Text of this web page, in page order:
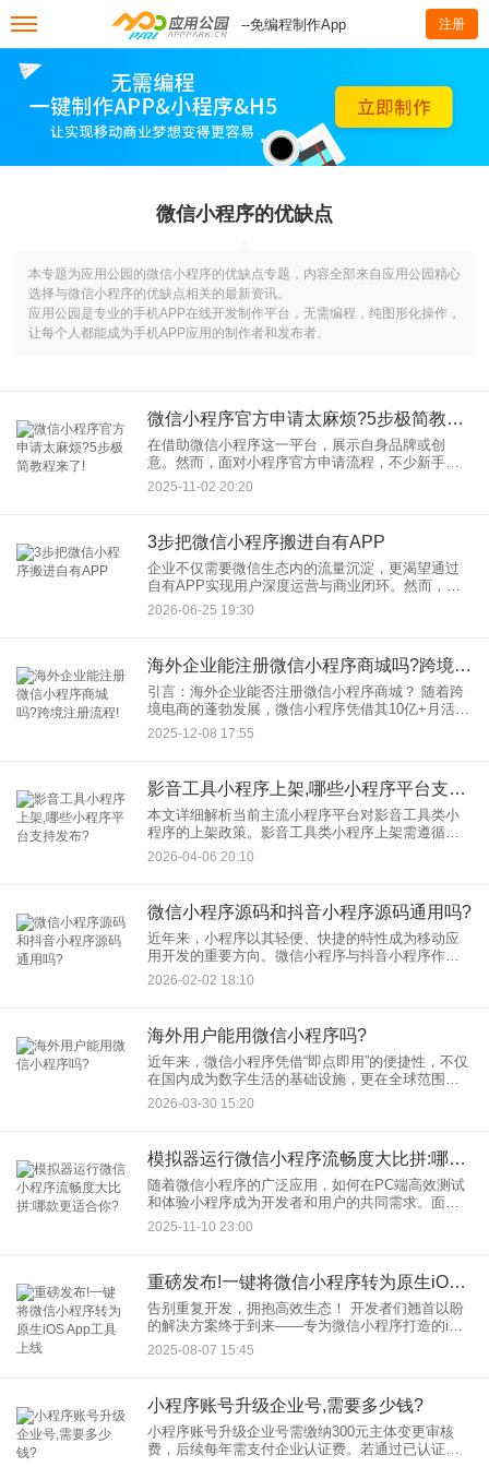
--免编程制作App 注册
微信小程序的优缺点
本专题为应用公园的微信小程序的优缺点专题，内容全部来自应用公园精心
选择与微信小程序的优缺点相关的最新资讯。
应用公园是专业的手机APP在线开发制作平台，无需编程，纯图形化操作，
让每个人都能成为手机APP应用的制作者和发布者。
微信小程序官方申请太麻烦?5步极简教程来了!
在借助微信小程序这一平台，展示自身品牌或创
意。然而，面对小程序官方申请流程，不少新手却
感到一头雾水，甚至因为流程繁琐而望而却步。别
担心，今天我们为你呈上一篇超实用的微信小程序
2025-11-02 20:20
3步把微信小程序搬进自有APP
企业不仅需要微信生态内的流量沉淀，更渴望通过
自有APP实现用户深度运营与商业闭环。然而，重
新开发APP成本高、周期长，快速将微信小程序“搬
进”自有APP成为关键。本文将结合主流技术方案，
2026-06-25 19:30
海外企业能注册微信小程序商城吗?跨境注册流程!
引言：海外企业能否注册微信小程序商城？ 随着跨
境电商的蓬勃发展，微信小程序凭借其10亿+月活用
户和“即用即走”的便捷性，成为海外企业拓展中国市
场的重要渠道。答案是肯定的：海外企业可通过微
2025-12-08 17:55
影音工具小程序上架,哪些小程序平台支持发布?
本文详细解析当前主流小程序平台对影音工具类小
程序的上架政策。影音工具类小程序上架需遵循功
能合规性、场景贴合度及资质完整性等原则，不同
平台有各自的核心要求与注意事项。开发者在提交
2026-04-06 20:10
微信小程序源码和抖音小程序源码通用吗?
近年来，小程序以其轻便、快捷的特性成为移动应
用开发的重要方向。微信小程序与抖音小程序作为
两大主流平台，常被开发者同时关注。一个常见的
问题是：微信小程序源码能直接用于抖音小程序
2026-02-02 18:10
海外用户能用微信小程序吗?
近年来，微信小程序凭借“即点即用”的便捷性，不仅
在国内成为数字生活的基础设施，更在全球范围内
快速渗透。截至2026年3月，微信小程序已覆盖全球
100个国家和地区，支持108个细分行业，全年跨境
2026-03-30 15:20
模拟器运行微信小程序流畅度大比拼:哪款更适合你?
随着微信小程序的广泛应用，如何在PC端高效测试
和体验小程序成为开发者和用户的共同需求。面对
众多模拟器，哪款运行微信小程序更流畅？本文将
2025-11-10 23:00
重磅发布!一键将微信小程序转为原生iOS App工具上线
告别重复开发，拥抱高效生态！ 开发者们翘首以盼
的解决方案终于到来——专为微信小程序打造的iOS
App工具正式发布！这款工具致力于解决多平台开发
的痛点，让您能将成熟的微信小程序业务，快速、
2025-08-07 15:45
小程序账号升级企业号,需要多少钱?
小程序账号升级企业号需缴纳300元主体变更审核
费，后续每年需支付企业认证费。若通过已认证公